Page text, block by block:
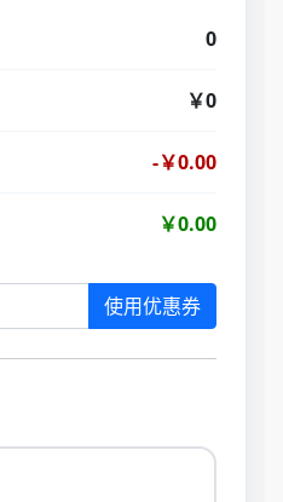
0
￥0
-￥0.00
￥0.00
使用优惠券